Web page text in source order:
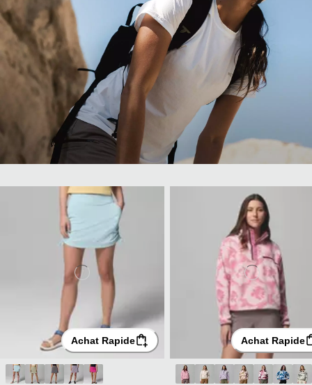
Achat Rapide Achat Rapide